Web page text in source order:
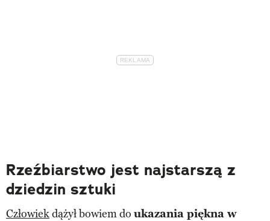
Rzeźbiarstwo jest najstarszą z
dziedzin sztuki
Człowiekdążył bowiem do ukazania piękna w